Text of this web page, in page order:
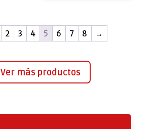
2 3 4 5 6 7 8 →
Ver más productos